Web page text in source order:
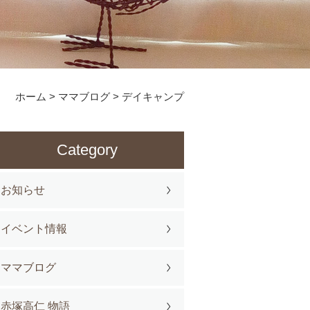
ホーム > ママブログ > デイキャンプ
Category
お知らせ
イベント情報
ママブログ
赤塚高仁 物語